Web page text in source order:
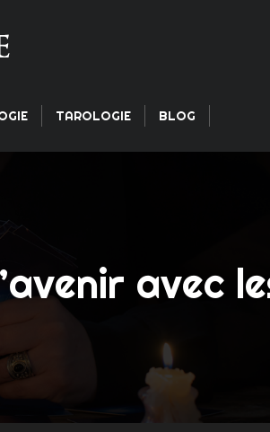
TAROLOGIE BLOG
avec